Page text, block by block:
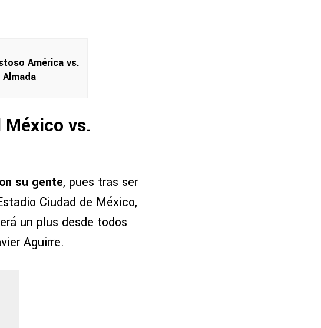
América vs.
vs.
su gente, pues tras ser
Ciudad de México,
un plus desde todos
Aguirre.